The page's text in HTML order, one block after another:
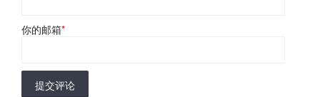
你的邮箱*
提交评论